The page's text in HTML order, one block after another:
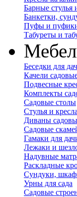
Барные стулья
Банкетки,
Пуфы и
Табуреты и
Беседки для
Качели
Подвесные
Комплекты
Садовые столы
Стулья и
Диваны
Садовые
Гамаки для
Лежаки и
Надувные
Раскладные
Сундуки,
Урны для сада
Садовые